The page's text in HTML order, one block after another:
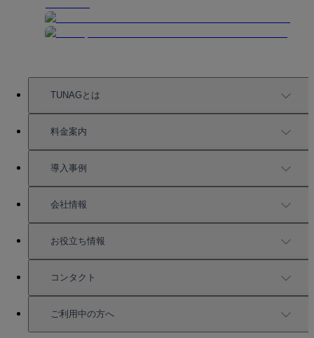
TUNAGとは
TUNAGの特徴
機能一覧
充実したサポート
料金案内
料金案内
導入事例
導入事例
活用方法
会社情報
会社情報
お役立ち情報
お役立ち資料一覧
セミナー情報
コンタクト
サービス資料請求
ご利用中の方へ